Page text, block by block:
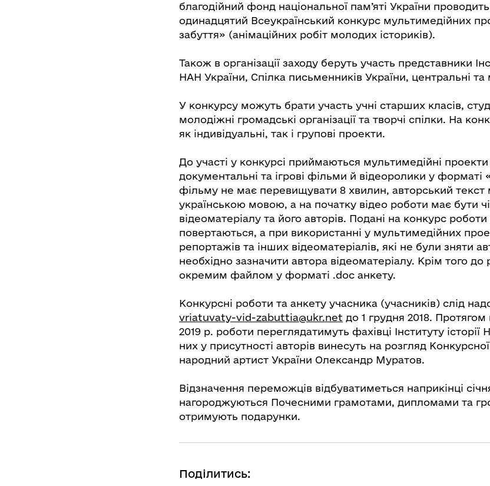
благодійний фонд національної пам’яті України
одинадцятий Всеукраїнський конкурс мультимедійних
забуття» (анімаційних робіт молодих істориків).
Також в організації заходу беруть участь представники
НАН України, Спілка письменників України, центральні та
У конкурсу можуть брати участь учні старших класів,
молодіжні громадські організації та творчі спілки. На
як індивідуальні, так і групові проекти.
До участі у конкурсі приймаються мультимедійні проекти
документальні та ігрові фільми й відеоролики у форматі
фільму не має перевищувати 8 хвилин, авторський текст
українською мовою, а на початку відео роботи має бути
відеоматеріалу та його авторів. Подані на конкурс
повертаються, а при використанні у мультимедійних
репортажів та інших відеоматеріалів, які не були зняти
необхідно зазначити автора відеоматеріалу. Крім того до
окремим файлом у форматі .doc анкету.
Конкурсні роботи та анкету учасника (учасників) слід
vriatuvaty-vid-zabuttia@ukr.net до 1 грудня 2018. Протягом
2019 р. роботи переглядатимуть фахівці Інституту історії
них у присутності авторів винесуть на розгляд
народний артист України Олександр Муратов.
Відзначення переможців відбуватиметься наприкінці
нагороджуються Почесними грамотами, дипломами та
отримують подарунки.
Поділитись: